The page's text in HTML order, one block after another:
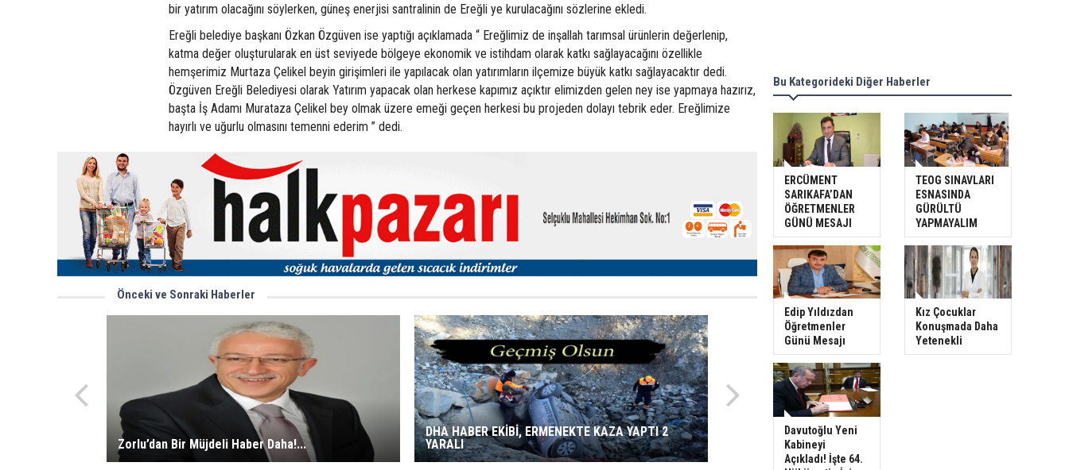
bir yatırım olacağını söylerken, güneş enerjisi santralinin de Ereğli ye kurulacağını sözlerine ekledi.
Ereğli belediye başkanı Özkan Özgüven ise yaptığı açıklamada “ Ereğlimiz de inşallah tarımsal ürünlerin değerlenip,
katma değer oluşturularak en üst seviyede bölgeye ekonomik ve istihdam olarak katkı sağlayacağını özellikle
hemşerimiz Murtaza Çelikel beyin girişimleri ile yapılacak olan yatırımların ilçemize büyük katkı sağlayacaktır dedi.
Özgüven Ereğli Belediyesi olarak Yatırım yapacak olan herkese kapımız açıktır elimizden gelen ney ise yapmaya hazırız,
başta İş Adamı Murataza Çelikel bey olmak üzere emeği geçen herkesi bu projeden dolayı tebrik eder. Ereğlimize
hayırlı ve uğurlu olmasını temenni ederim ” dedi.
Önceki ve Sonraki Haberler
Zorlu’dan Bir Müjdeli Haber Daha!...
DHA HABER EKİBİ, ERMENEKTE KAZA YAPTI 2
YARALI
Bu Kategorideki Diğer Haberler
ERCÜMENT
SARIKAFA’DAN
ÖĞRETMENLER
GÜNÜ MESAJI
TEOG SINAVLARI
ESNASINDA
GÜRÜLTÜ
YAPMAYALIM
Edip Yıldızdan
Öğretmenler
Günü Mesajı
Kız Çocuklar
Konuşmada Daha
Yetenekli
Davutoğlu Yeni
Kabineyi
Açıkladı! İşte 64.